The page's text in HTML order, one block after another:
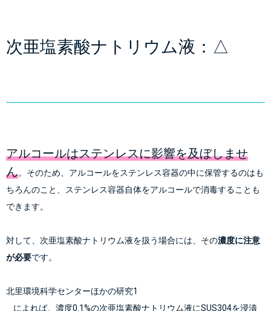
次亜塩素酸ナトリウム液：△
アルコールはステンレスに影響を及ぼしませ
ん。そのため、アルコールをステンレス容器の中に保管するのはも
ちろんのこと、ステンレス容器自体をアルコールで消毒することも
対して、次亜塩素酸ナトリウム液を扱う場合には、その濃度に注意
が必要です。
北里環境科学センターほかの研究1